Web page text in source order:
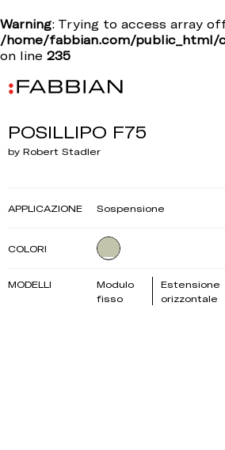
Warning: Trying to access array
/home/fabbian.com/public_html/
on line 235
POSILLIPO F75
by Robert Stadler
APPLICAZIONE Sospensione
COLORI
MODELLI
Modulo
fisso
Estensione
orizzontale